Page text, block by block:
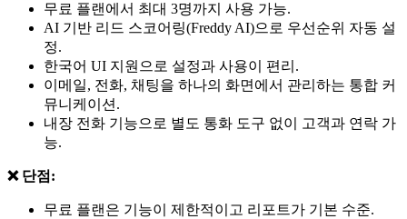
무료 플랜에서 최대 3명까지 사용 가능.
AI 기반 리드 스코어링(Freddy AI)으로 우선순위 자동 설
정.
한국어 UI 지원으로 설정과 사용이 편리.
이메일, 전화, 채팅을 하나의 화면에서 관리하는 통합 커
뮤니케이션.
내장 전화 기능으로 별도 통화 도구 없이 고객과 연락 가
능.
❌ 단점:
무료 플랜은 기능이 제한적이고 리포트가 기본 수준.